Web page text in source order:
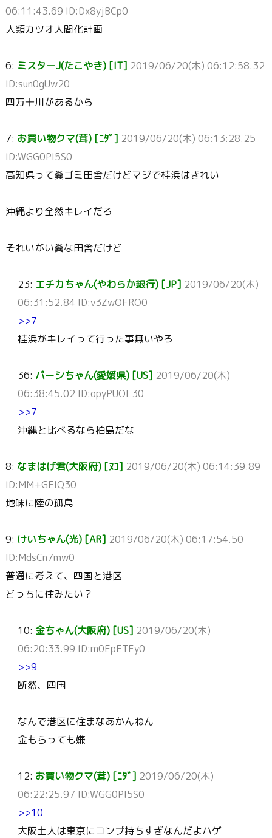
06:11:43.69 ID:Dx8yjBCp0
人類カツオ人間化計画
6: ミスターJ(たこやき) [IT] 2019/06/20(木) 06:12:58.32
ID:sun0gUw20
四万十川があるから
7: お買い物クマ(茸) [ﾆﾀﾞ] 2019/06/20(木) 06:13:28.25
ID:WGG0PI5S0
高知県って糞ゴミ田舎だけどマジで桂浜はきれい
沖縄より全然キレイだろ
それいがい糞な田舎だけど
23: エチカちゃん(やわらか銀行) [JP] 2019/06/20(木)
06:31:52.84 ID:v3ZwOFRO0
>>7
桂浜がキレイって行った事無いやろ
36: パーシちゃん(愛媛県) [US] 2019/06/20(木)
06:38:45.02 ID:opyPUOL30
>>7
沖縄と比べるなら柏島だな
8: なまはげ君(大阪府) [ﾇｺ] 2019/06/20(木) 06:14:39.89
ID:MM+GEIQ30
地味に陸の孤島
9: けいちゃん(光) [AR] 2019/06/20(木) 06:17:54.50
ID:MdsCn7mw0
普通に考えて、四国と港区
どっちに住みたい？
10: 金ちゃん(大阪府) [US] 2019/06/20(木)
06:20:33.99 ID:m0EpETFy0
>>9
断然、四国
なんで港区に住まなあかんねん
金もらっても嫌
12: お買い物クマ(茸) [ﾆﾀﾞ] 2019/06/20(木)
06:22:25.97 ID:WGG0PI5S0
>>10
大阪土人は東京にコンプ持ちすぎなんだよハゲ